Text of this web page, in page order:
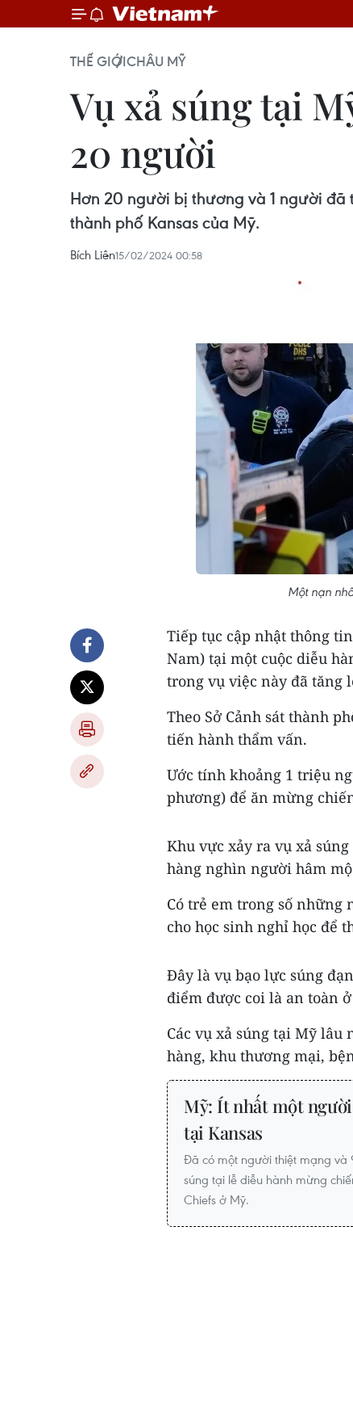
THẾ GIỚICHÂU MỸ
Vụ xả súng tại
20 người
Hơn 20 người bị thương và 1 người
thành phố Kansas của Mỹ.
Bích Liên15/02/2024 00:58
Một nạn
Tiếp tục cập nhật thông
Nam) tại một cuộc diễu
trong vụ việc này đã tăng
Theo Sở Cảnh sát thành
tiến hành thẩm vấn.
Ước tính khoảng 1 triệu
phương) để ăn mừng
Khu vực xảy ra vụ xả
hàng nghìn người hâm
Có trẻ em trong số những
cho học sinh nghỉ học để
Đây là vụ bạo lực súng
điểm được coi là an toàn
Các vụ xả súng tại Mỹ
hàng, khu thương mại,
Mỹ: Ít nhất một
tại Kansas
Đã có một người thiệt mạng và
súng tại lễ diễu hành mừng
Chiefs ở Mỹ.